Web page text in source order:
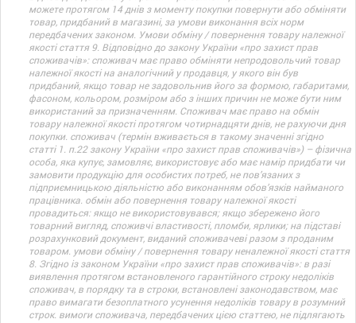
можете протягом 14 днів з моменту покупки повернути або обміняти
товар, придбаний в магазині, за умови виконання всіх норм
передбачених законом. Умови обміну / повернення товару належної
якості стаття 9. Відповідно до закону України «про захист прав
споживачів»: споживач має право обміняти непродовольчий товар
належної якості на аналогічний у продавця, у якого він був
придбаний, якщо товар не задовольнив його за формою, габаритами,
фасоном, кольором, розміром або з інших причин не може бути ним
використаний за призначенням. Споживач має право на обмін
товару належної якості протягом чотирнадцяти днів, не рахуючи дня
покупки. споживач (термін вживається в такому значенні згідно
статті 1. п.22 закону України «про захист прав споживачів») – фізична
особа, яка купує, замовляє, використовує або має намір придбати чи
замовити продукцію для особистих потреб, не пов’язаних з
підприємницькою діяльністю або виконанням обов’язків найманого
працівника. обмін або повернення товару належної якості
провадиться: якщо не використовувався; якщо збережено його
товарний вигляд, споживчі властивості, пломби, ярлики; на підставі
розрахунковий документ, виданий споживачеві разом з проданим
товаром. умови обміну / повернення товару неналежної якості стаття
8. Згідно із законом України «про захист прав споживачів»: в разі
виявлення протягом встановленого гарантійного строку недоліків
споживач, в порядку та в строки, встановлені законодавством, має
право вимагати безоплатного усунення недоліків товару в розумний
строк. вимоги споживача, передбачених цією статтею, не підлягають